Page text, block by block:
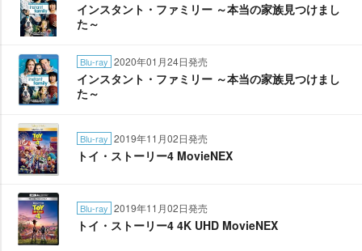
インスタント・ファミリー ～本当の家族見つけまし
た～
Blu-ray 2020年01月24日発売
インスタント・ファミリー ～本当の家族見つけまし
た～
Blu-ray 2019年11月02日発売
トイ・ストーリー4 MovieNEX
Blu-ray 2019年11月02日発売
トイ・ストーリー4 4K UHD MovieNEX